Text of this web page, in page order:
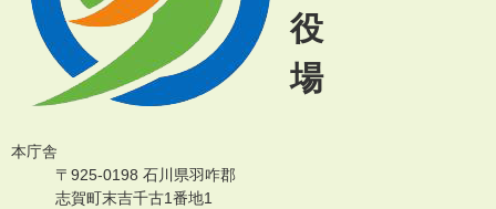
役
場
本庁舎
〒925-0198 石川県羽咋郡
志賀町末吉千古1番地1